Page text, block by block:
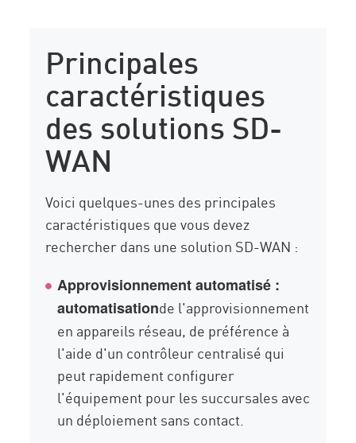
Principales
caractéristiques
des solutions SD-
WAN
Voici quelques-unes des principales
caractéristiques que vous devez
rechercher dans une solution SD-WAN :
Approvisionnement automatisé :
automatisationde l'approvisionnement
en appareils réseau, de préférence à
l'aide d'un contrôleur centralisé qui
peut rapidement configurer
l'équipement pour les succursales avec
un déploiement sans contact.